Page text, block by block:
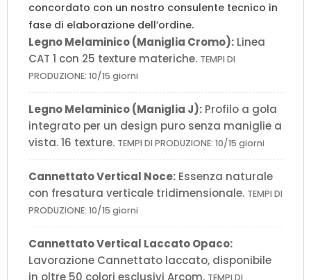
concordato con un nostro consulente tecnico in
fase di elaborazione dell’ordine.
Legno Melaminico (Maniglia Cromo): Linea
CAT 1 con 25 texture materiche. TEMPI DI
PRODUZIONE: 10/15 giorni
Legno Melaminico (Maniglia J): Profilo a gola
integrato per un design puro senza maniglie a
vista. 16 texture. TEMPI DI PRODUZIONE: 10/15 giorni
Cannettato Vertical Noce: Essenza naturale
con fresatura verticale tridimensionale. TEMPI DI
PRODUZIONE: 10/15 giorni
Cannettato Vertical Laccato Opaco:
Lavorazione Cannettato laccato, disponibile